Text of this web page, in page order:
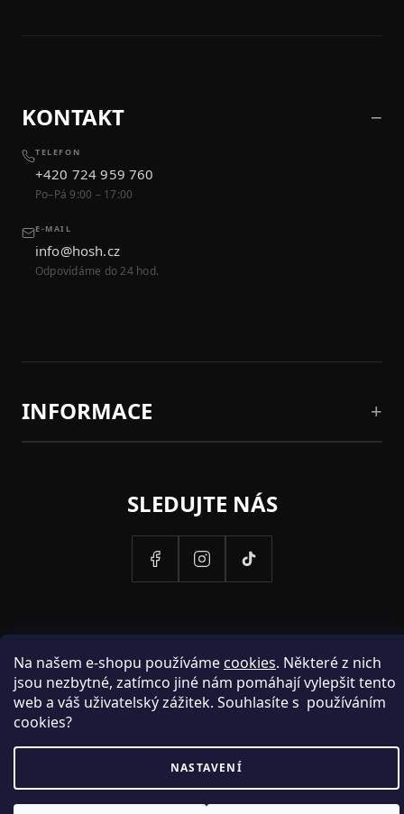
Na našem e-shopu používáme cookies. Některé z nich
jsou nezbytné, zatímco jiné nám pomáhají vylepšit tento
web a váš uživatelský zážitek. Souhlasíte s používáním
cookies?
NASTAVENÍ
KONTAKT
TELEFON
+420 724 959 760
Po–Pá 9:00 – 17:00
E-MAIL
info@hosh.cz
Odpovídáme do 24 hod.
INFORMACE
SLEDUJTE NÁS
PROVOZOVATELEM STRANEK HOSH.CZ JE SPOLECNOST PAK
FASHION S.R.O., IC: 25774701.